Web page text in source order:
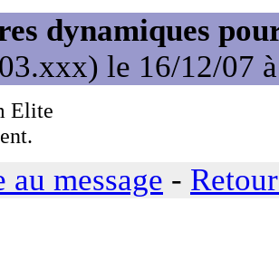
dynamiques
le 16/12/07
Elite
au message -